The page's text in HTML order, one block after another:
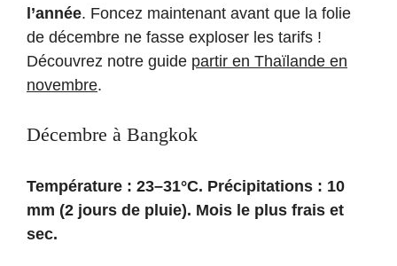
l’année. Foncez maintenant avant que la folie
de décembre ne fasse exploser les tarifs !
Découvrez notre guide partir en Thaïlande en
novembre.
Décembre à Bangkok
Température : 23–31°C. Précipitations : 10
mm (2 jours de pluie). Mois le plus frais et
sec.